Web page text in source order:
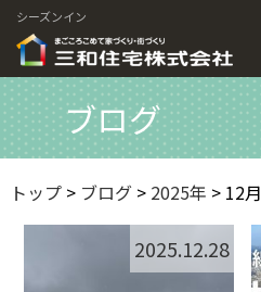
シーズンイン
ブログ
トップ> ブログ> 2025年 > 12月
2025.12.28